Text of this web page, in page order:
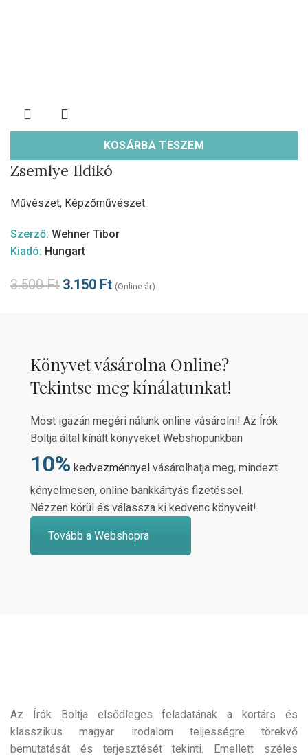
KOSÁRBA TESZEM
Zsemlye Ildikó
Művészet, Képzőművészet
Szerző: Wehner Tibor
Kiadó: Hungart
3.500Ft 3.150 Ft (Online ár)
Könyvet vásárolna Online?
Tekintse meg kínálatunkat!
Most igazán megéri nálunk online vásárolni! Az Írók
Boltja által kínált könyveket Webshopunkban
10% kedvezménnyel vásárolhatja meg, mindezt
kényelmesen, online bankkártyás fizetéssel.
Nézzen körül és válassza ki kedvenc könyveit!
Tovább a Webshopra
Az Írók Boltja elsődleges feladatának a kortárs és
klasszikus magyar irodalom teljességre törekvő
bemutatását és terjesztését tekinti. Emellett széles